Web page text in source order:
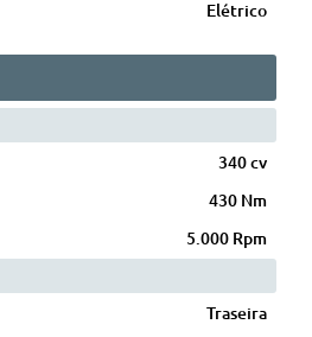
Elétrico
340 cv
430 Nm
5.000 Rpm
Traseira